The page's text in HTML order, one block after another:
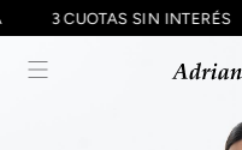
3 CUOTAS SIN INTERÉS